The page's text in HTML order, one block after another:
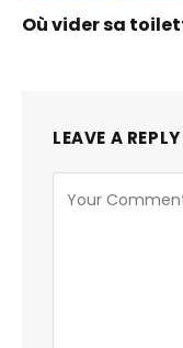
Où vider sa
LEAVE A REPLY